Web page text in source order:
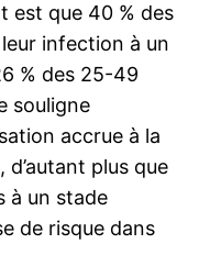
est que 40 % des
infection à un
% des 25-49
souligne
accrue à la
plus que
à un stade
de risque dans